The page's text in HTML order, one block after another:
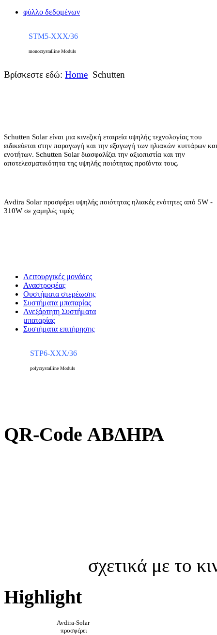
φύλλο δεδομένων
STM5-XXX/36
monocrystalline Moduls
Βρίσκεστε εδώ: Home Schutten
Schutten Solar είναι μια κινεζική εταιρεία υψηλής τεχνολογίας που
ειδικεύεται στην παραγωγή και την εξαγωγή των ηλιακών κυττάρων
ενοτήτων. Schutten Solar διασφαλίζει την αξιοπιστία και την
αποτελεσματικότητα της υψηλής ποιότητας προϊόντα τους.
Avdira Solar προσφέρει υψηλής ποιότητας ηλιακές ενότητες από 5W -
310W σε χαμηλές τιμές
Λειτουργικές μονάδες
Αναστροφέας
Oυστήματα στερέωσης
Συστήματα μπαταρίας
Ανεξάρτητη Συστήματα
μπαταρίας
Συστήματα επιτήρησης
STP6-XXX/36
polycrystalline Moduls
QR-Code ΑΒΔΗΡΑ
σχετικά με το
Highlight
Avdira-Solar
προσφέρει